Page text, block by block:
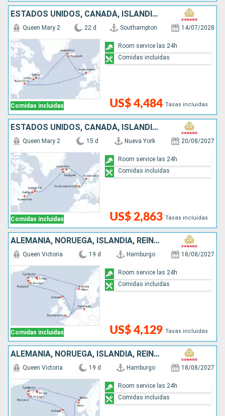
ESTADOS UNIDOS, CANADÁ, ISLANDIA, REINO UNIDO
Comidas incluidas
Queen Mary 2 22 d Southampton 14/07/2028
US$ 4,484 Tasas incluidas
Room service las 24h
Comidas incluidas
ESTADOS UNIDOS, CANADÁ, ISLANDIA, NORUEGA, REINO UNIDO
Comidas incluidas
Queen Mary 2 15 d Nueva York 20/08/2027
US$ 2,863 Tasas incluidas
Room service las 24h
Comidas incluidas
ALEMANIA, NORUEGA, ISLANDIA, REINO UNIDO
Comidas incluidas
Queen Victoria 19 d Hamburgo 18/08/2027
US$ 4,129 Tasas incluidas
Room service las 24h
Comidas incluidas
ALEMANIA, NORUEGA, ISLANDIA, REINO UNIDO
Queen Victoria 19 d Hamburgo 18/08/2027
Room service las 24h
Comidas incluidas